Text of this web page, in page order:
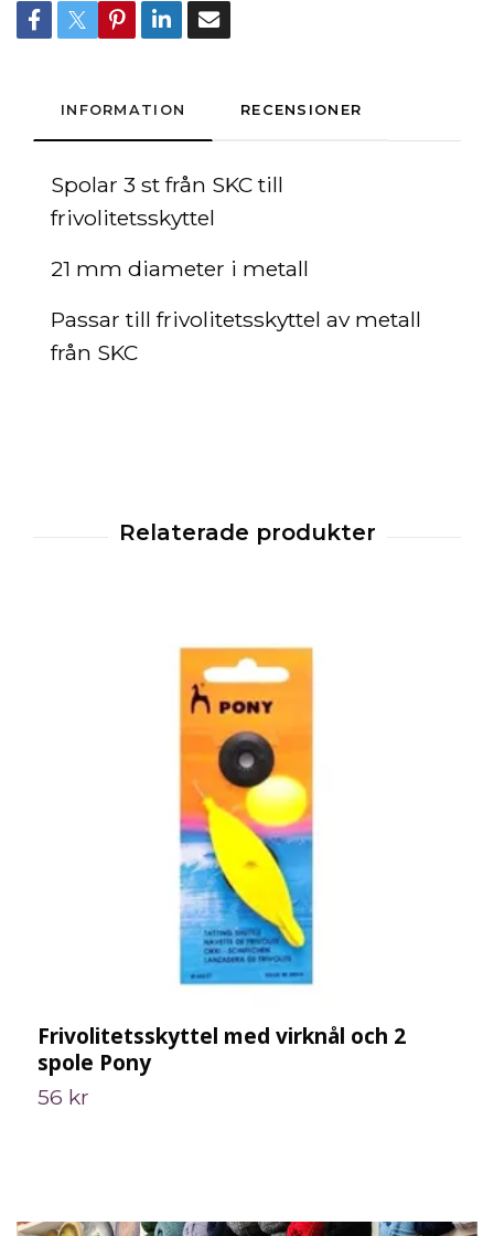
INFORMATION RECENSIONER
Spolar 3 st från SKC till
frivolitetsskyttel
21 mm diameter i metall
Passar till frivolitetsskyttel av metall
från SKC
Frivolitetsskyttel med virknål och 2
spole Pony
56 kr